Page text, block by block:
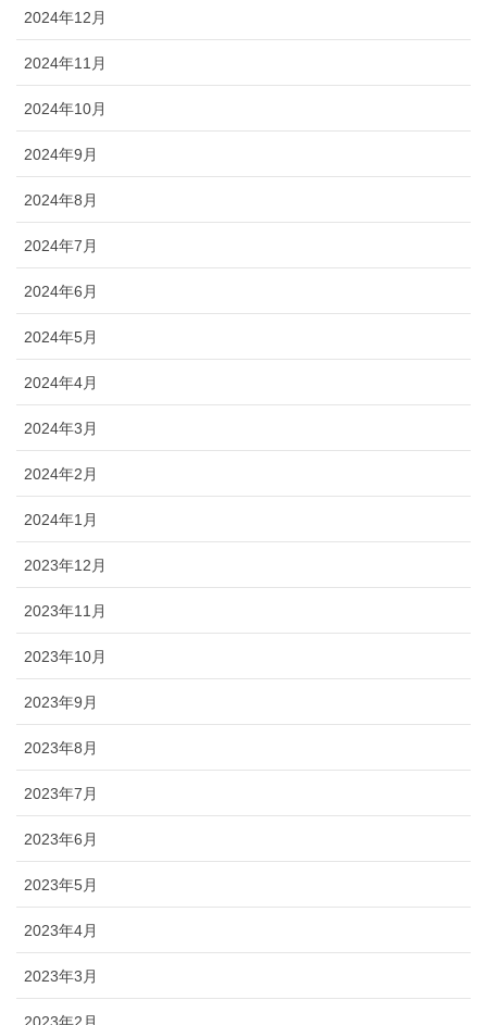
2024年12月
2024年11月
2024年10月
2024年9月
2024年8月
2024年7月
2024年6月
2024年5月
2024年4月
2024年3月
2024年2月
2024年1月
2023年12月
2023年11月
2023年10月
2023年9月
2023年8月
2023年7月
2023年6月
2023年5月
2023年4月
2023年3月